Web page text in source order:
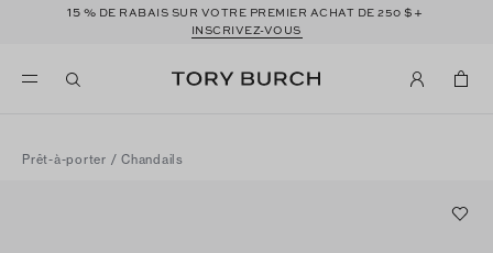
15 % DE RABAIS SUR VOTRE PREMIER ACHAT DE 250$+
INSCRIVEZ-VOUS
Prêt-à-porter / Chandails